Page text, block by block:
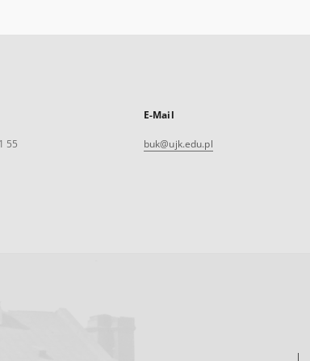
55
E-Mail
buk@ujk.edu.pl